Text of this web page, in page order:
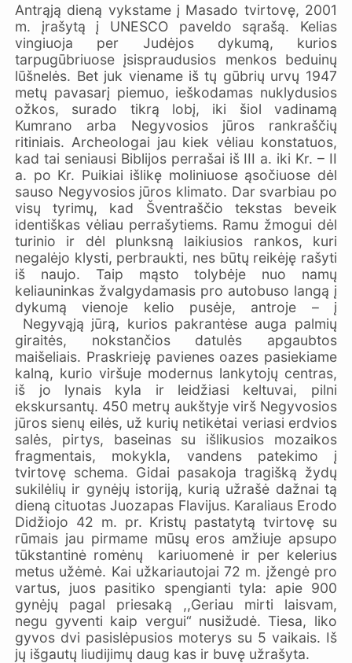
Antrąją dieną vykstame į Masado tvirtovę, 2001
m. įrašytą į UNESCO paveldo sąrašą. Kelias
vingiuoja per Judėjos dykumą, kurios
tarpugūbriuose įsispraudusios menkos beduinų
lūšnelės. Bet juk viename iš tų gūbrių urvų 1947
metų pavasarį piemuo, ieškodamas nuklydusios
ožkos, surado tikrą lobį, iki šiol vadinamą
Kumrano arba Negyvosios jūros rankraščių
ritiniais. Archeologai jau kiek vėliau konstatuos,
kad tai seniausi Biblijos perrašai iš III a. iki Kr. – II
a. po Kr. Puikiai išlikę moliniuose ąsočiuose dėl
sauso Negyvosios jūros klimato. Dar svarbiau po
visų tyrimų, kad Šventraščio tekstas beveik
identiškas vėliau perrašytiems. Ramu žmogui dėl
turinio ir dėl plunksną laikiusios rankos, kuri
negalėjo klysti, perbraukti, nes būtų reikėję rašyti
iš naujo. Taip mąsto tolybėje nuo namų
keliauninkas žvalgydamasis pro autobuso langą į
dykumą vienoje kelio pusėje, antroje – į
Negyvąją jūrą, kurios pakrantėse auga palmių
giraitės, nokstančios datulės apgaubtos
maišeliais. Praskrieję pavienes oazes pasiekiame
kalną, kurio viršuje modernus lankytojų centras,
iš jo lynais kyla ir leidžiasi keltuvai, pilni
ekskursantų. 450 metrų aukštyje virš Negyvosios
jūros sienų eilės, už kurių netikėtai veriasi erdvios
salės, pirtys, baseinas su išlikusios mozaikos
fragmentais, mokykla, vandens patekimo į
tvirtovę schema. Gidai pasakoja tragišką žydų
sukilėlių ir gynėjų istoriją, kurią užrašė dažnai tą
dieną cituotas Juozapas Flavijus. Karaliaus Erodo
Didžiojo 42 m. pr. Kristų pastatytą tvirtovę su
rūmais jau pirmame mūsų eros amžiuje apsupo
tūkstantinė romėnų kariuomenė ir per kelerius
metus užėmė. Kai užkariautojai 72 m. įžengė pro
vartus, juos pasitiko spengianti tyla: apie 900
gynėjų pagal priesaką ,,Geriau mirti laisvam,
negu gyventi kaip vergui“ nusižudė. Tiesa, liko
gyvos dvi pasislėpusios moterys su 5 vaikais. Iš
jų išgautų liudijimų daug kas ir buvę užrašyta.